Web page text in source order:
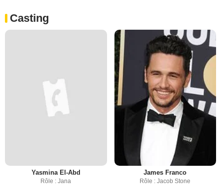
Casting
Yasmina El-Abd
Rôle : Jana
James Franco
Rôle : Jacob Stone